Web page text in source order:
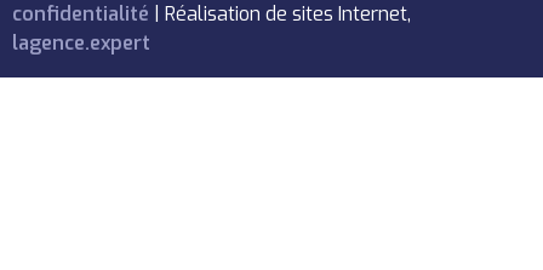
confidentialité | Réalisation de sites Internet,
lagence.expert